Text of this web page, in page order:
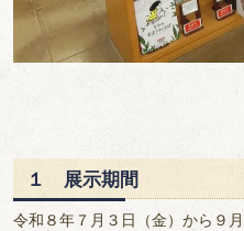
１ 展示期間
令和８年７月３日（金）から９